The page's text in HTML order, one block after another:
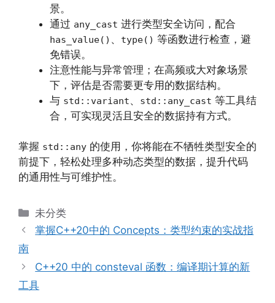
景。
通过 any_cast 进行类型安全访问，配合
has_value() 、 type() 等函数进行检查，避
免错误。
注意性能与异常管理；在高频或大对象场景
下，评估是否需要更专用的数据结构。
与 std::variant、 std::any_cast 等工具结
合，可实现灵活且安全的数据持有方式。
掌握 std::any 的使用，你将能在不牺牲类型安全的
前提下，轻松处理多种动态类型的数据，提升代码
的通用性与可维护性。
分
类
未分类
掌握C++20中的 Concepts：类型约束的实战指
南
C++20 中的 consteval 函数：编译期计算的新
工具